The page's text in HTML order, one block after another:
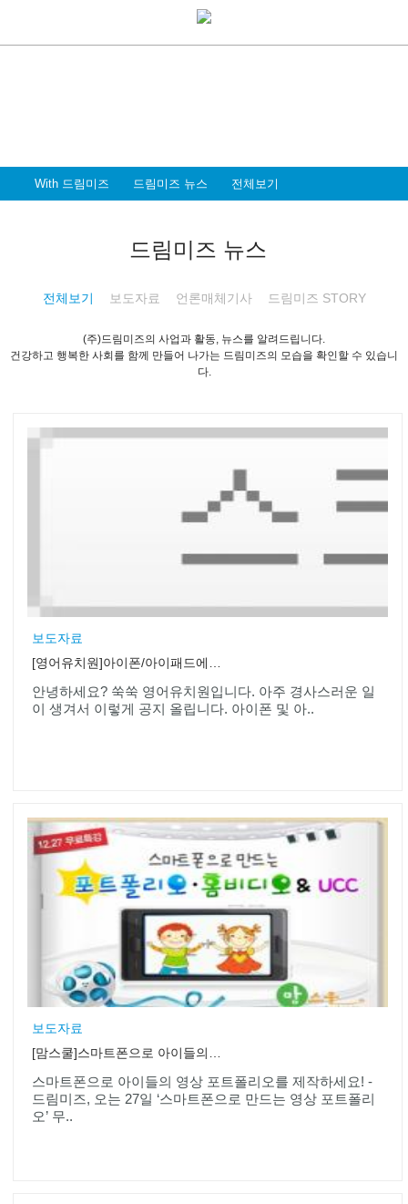
With 드림미즈 드림미즈 뉴스 전체보기
드림미즈 뉴스
전체보기 보도자료 언론매체기사 드림미즈 STORY
(주)드림미즈의 사업과 활동, 뉴스를 알려드립니다.
건강하고 행복한 사회를 함께 만들어 나가는 드림미즈의 모습을 확인할 수 있습니
다.
보도자료
안녕하세요? 쑥쑥 영어유치원입니다. 아주 경사스러운 일
이 생겨서 이렇게 공지 올립니다. 아이폰 및 아..
보도자료
스마트폰으로 아이들의 영상 포트폴리오를 제작하세요! -
드림미즈, 오는 27일 ‘스마트폰으로 만드는 영상 포트폴리
오’ 무..